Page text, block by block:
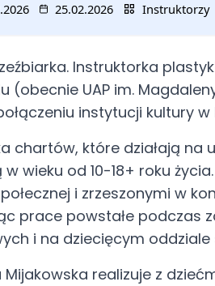
25.02.2026 Instruktorzy
Instruktorka
(obecnie UAP im.
instytucji kultury
chartów, które działają
w wieku od 10-18+ roku
i zrzeszonymi w
prace powstałe podczas
i na dziecięcym oddziale
realizuje z